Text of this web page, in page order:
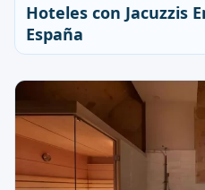
Hoteles con Jacuzzis
España